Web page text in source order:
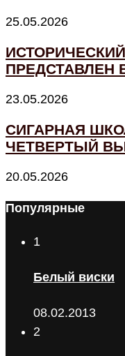
25.05.2026
ПРЕДСТАВЛЕН
23.05.2026
СИГАРНАЯ
ЧЕТВЕРТЫЙ
20.05.2026
Популярные
1
Белый виски
08.02.2013
2